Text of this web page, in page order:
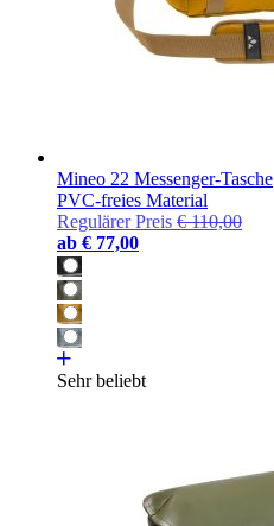
Mineo 22 Messenger-Tasche
PVC-freies Material
Regulärer Preis € 110,00
ab € 77,00
Sehr beliebt